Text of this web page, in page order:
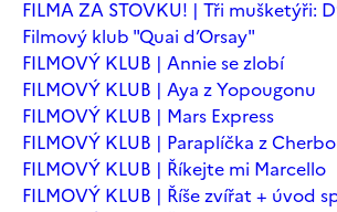
FILMA ZA STOVKU! | Tři mušketýři:
Filmový klub "Quai d’Orsay"
FILMOVÝ KLUB | Annie se zlobí
FILMOVÝ KLUB | Aya z Yopougonu
FILMOVÝ KLUB | Mars Express
FILMOVÝ KLUB | Paraplíčka z
FILMOVÝ KLUB | Říkejte mi Marcello
FILMOVÝ KLUB | Říše zvířat + úvod